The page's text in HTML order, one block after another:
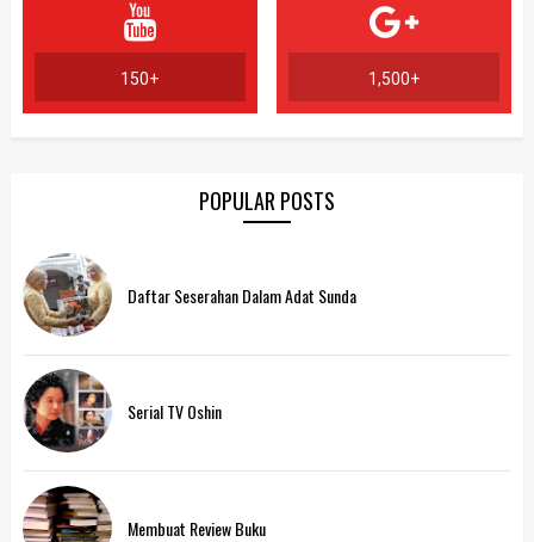
150+ 1,500+
POPULAR POSTS
Daftar Seserahan Dalam Adat Sunda
Serial TV Oshin
Membuat Review Buku